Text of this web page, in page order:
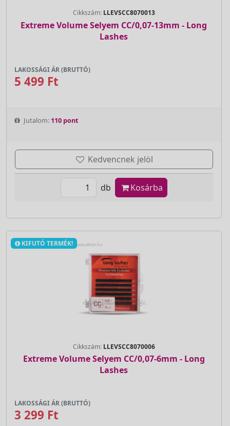
Cikkszám: LLEVSCC8070013
Extreme Volume Selyem CC/0,07-13mm - Long
Lashes
LAKOSSÁGI ÁR (BRUTTÓ)
5 499 Ft
Jutalom: 110 pont
Kedvencnek jelöl
db Kosárba
KIFUTÓ TERMÉK!
Cikkszám: LLEVSCC8070006
Extreme Volume Selyem CC/0,07-6mm - Long
Lashes
LAKOSSÁGI ÁR (BRUTTÓ)
3 299 Ft